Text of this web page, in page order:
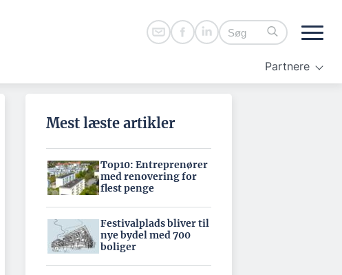
Partnere
Mest læste artikler
Top10: Entreprenører
med renovering for
flest penge
Festivalplads bliver til
nye bydel med 700
boliger